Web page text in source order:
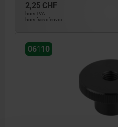
2,25 CHF
hors TVA
hors frais d’envoi
06110